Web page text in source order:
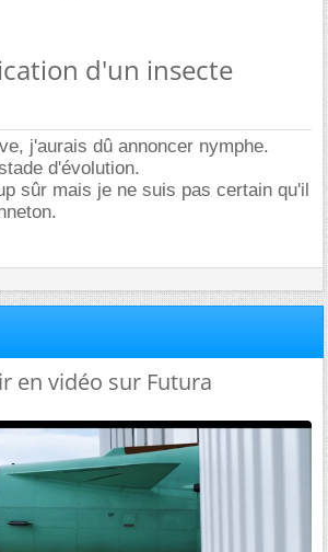
d'un insecte
j'aurais dû annoncer nymphe.
d'évolution.
sûr mais je ne suis pas certain qu'il
en vidéo sur Futura